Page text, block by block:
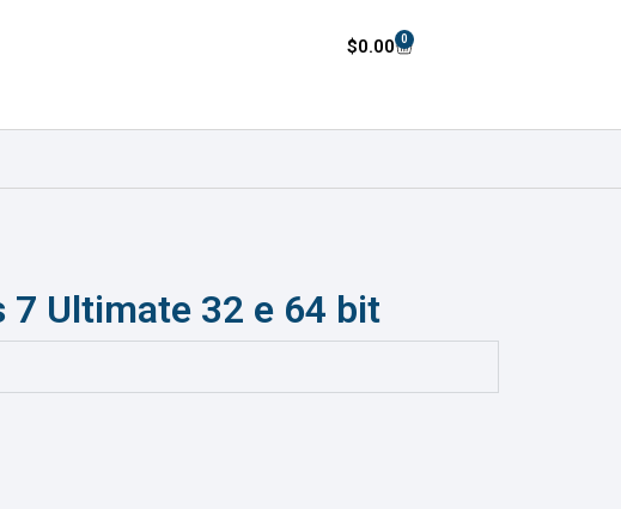
$0.00 0
Ultimate 32 e 64 bit